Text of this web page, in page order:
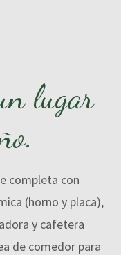
lugar
completa con
(horno y placa),
y cafetera
de comedor para